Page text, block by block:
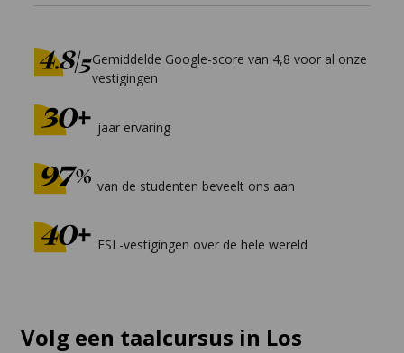
Gemiddelde Google-score van 4,8 voor al onze
vestigingen
jaar ervaring
van de studenten beveelt ons aan
ESL-vestigingen over de hele wereld
Volg een taalcursus in Los